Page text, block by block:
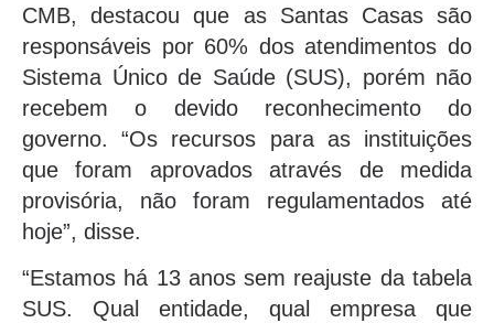
CMB, destacou que as Santas Casas são
responsáveis por 60% dos atendimentos do
Sistema Único de Saúde (SUS), porém não
recebem o devido reconhecimento do
governo. “Os recursos para as instituições
que foram aprovados através de medida
provisória, não foram regulamentados até
hoje”, disse.
“Estamos há 13 anos sem reajuste da tabela
SUS. Qual entidade, qual empresa que